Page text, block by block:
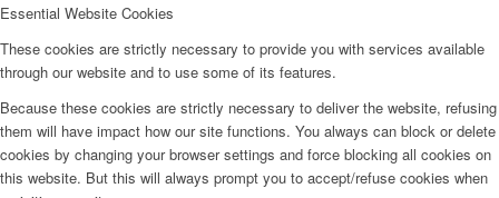
Essential Website Cookies
These cookies are strictly necessary to provide you with services available
through our website and to use some of its features.
Because these cookies are strictly necessary to deliver the website, refusing
them will have impact how our site functions. You always can block or delete
cookies by changing your browser settings and force blocking all cookies on
this website. But this will always prompt you to accept/refuse cookies when